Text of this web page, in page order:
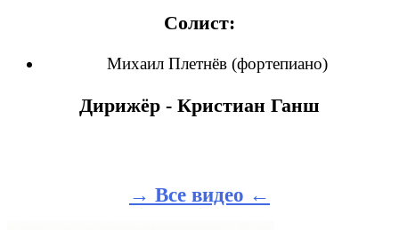
Cолист:
Михаил Плетнёв (фортепиано)
Дирижёр - Кристиан Ганш
→ Все видео ←